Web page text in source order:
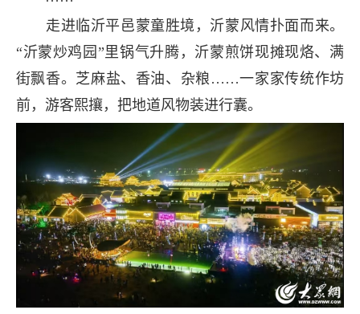
走进临沂平邑蒙童胜境，沂蒙风情扑面而来。
“沂蒙炒鸡园”里锅气升腾，沂蒙煎饼现摊现烙、满
街飘香。芝麻盐、香油、杂粮……一家家传统作坊
前，游客熙攘，把地道风物装进行囊。